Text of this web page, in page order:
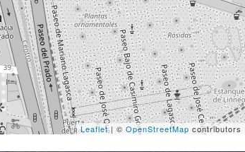
Leaflet| © OpenStreetMap contributors